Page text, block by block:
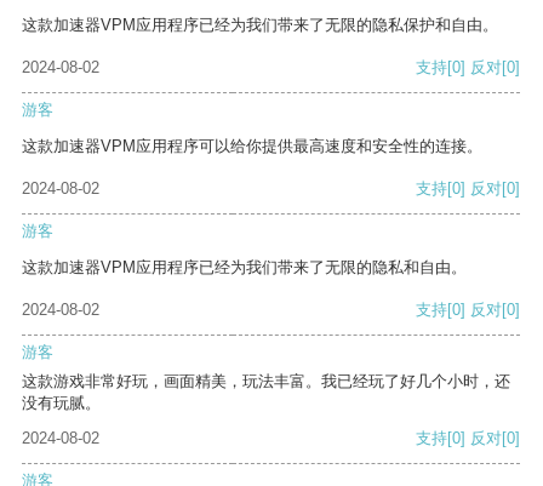
这款加速器VPM应用程序已经为我们带来了无限的隐私保护和自由。
2024-08-02 支持[0] 反对[0]
游客
这款加速器VPM应用程序可以给你提供最高速度和安全性的连接。
2024-08-02 支持[0] 反对[0]
游客
这款加速器VPM应用程序已经为我们带来了无限的隐私和自由。
2024-08-02 支持[0] 反对[0]
游客
这款游戏非常好玩，画面精美，玩法丰富。我已经玩了好几个小时，还
没有玩腻。
2024-08-02
支持[0] 反对[0]
游客